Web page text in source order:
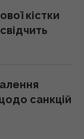
кістки
санкцій